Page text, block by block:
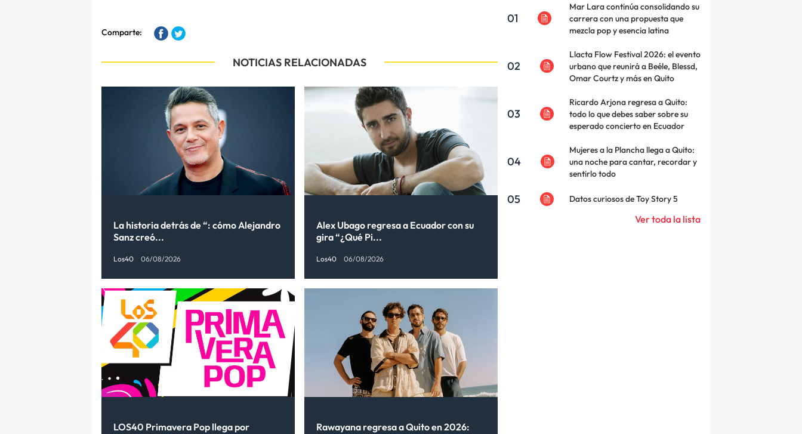
Comparte:
NOTICIAS RELACIONADAS
La historia detrás de “: cómo Alejandro
Sanz creó...
Los40 06/08/2026
Alex Ubago regresa a Ecuador con su
gira “¿Qué Pi...
Los40 06/08/2026
LOS40 Primavera Pop llega por
Rawayana regresa a Quito en 2026:
01
Mar Lara continúa consolidando su
carrera con una propuesta que
mezcla pop y esencia latina
02
Llacta Flow Festival 2026: el evento
urbano que reunirá a Beéle, Blessd,
Omar Courtz y más en Quito
03
Ricardo Arjona regresa a Quito:
todo lo que debes saber sobre su
esperado concierto en Ecuador
04
Mujeres a la Plancha llega a Quito:
una noche para cantar, recordar y
sentirlo todo
05 Datos curiosos de Toy Story 5
Ver toda la lista